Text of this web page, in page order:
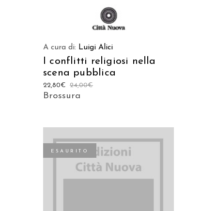
A cura di: Luigi Alici
I conflitti religiosi nella
scena pubblica
24,00€
22,80€
Brossura
ESAURITO